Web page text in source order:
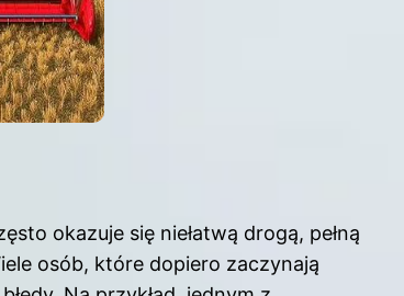
okazuje się niełatwą drogą, pełną
osób, które dopiero zaczynają